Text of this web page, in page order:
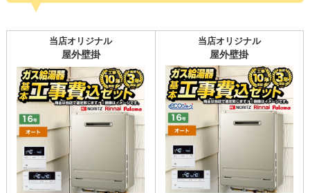
当店オリジナル
屋外壁掛
当店オリジナル
屋外壁掛